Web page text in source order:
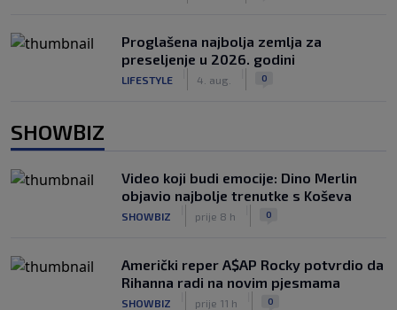
Proglašena najbolja zemlja za
preseljenje u 2026. godini
LIFESTYLE 4. aug. 0
SHOWBIZ
Video koji budi emocije: Dino Merlin
objavio najbolje trenutke s Koševa
SHOWBIZ prije 8 h 0
Američki reper A$AP Rocky potvrdio da
Rihanna radi na novim pjesmama
SHOWBIZ prije 11 h 0